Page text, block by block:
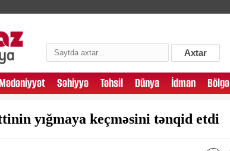
Axtar
Səhiyyə Təhsil Dünya İdman Bölgə
yığmaya keçməsini tənqid etdi